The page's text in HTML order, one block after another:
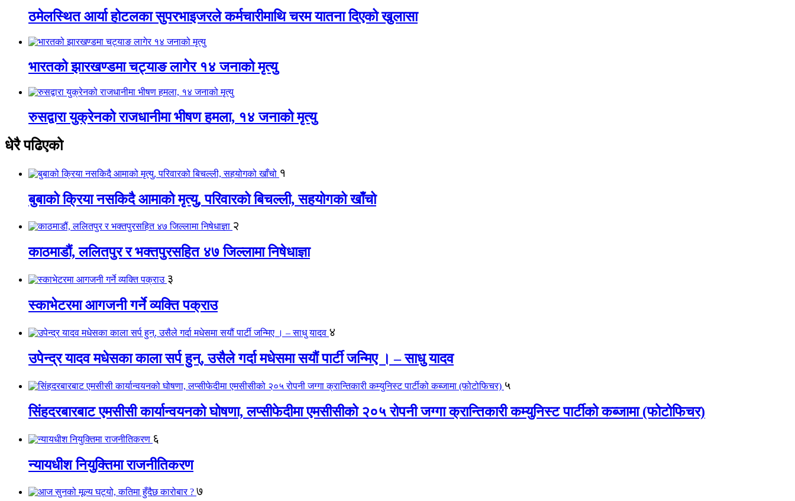
ठमेलस्थित आर्या होटलका सुपरभाइजरले कर्मचारीमाथि चरम यातना दिएको खुलासा
भारतको झारखण्डमा चट्याङ लागेर १४ जनाको मृत्यु
रुसद्वारा युक्रेनको राजधानीमा भीषण हमला, १४ जनाको मृत्यु
धेरै पढिएको
१
बुबाको क्रिया नसकिदै आमाको मृत्यु, परिवारको बिचल्ली, सहयोगको खाँचो
२
काठमाडौं, ललितपुर र भक्तपुरसहित ४७ जिल्लामा निषेधाज्ञा
३
स्काभेटरमा आगजनी गर्ने व्यक्ति पक्राउ
४
उपेन्द्र यादव मधेसका काला सर्प हुन्, उसैले गर्दा मधेसमा सयौं पार्टी जन्मिए । – साधु यादव
५
सिंहदरबारबाट एमसीसी कार्यान्वयनको घोषणा, लप्सीफेदीमा एमसीसीको २०५ रोपनी जग्गा क्रान्तिकारी कम्युनिस्ट पार्टीको कब्जामा (फोटोफिचर)
६
न्यायधीश नियुक्तिमा राजनीतिकरण
७